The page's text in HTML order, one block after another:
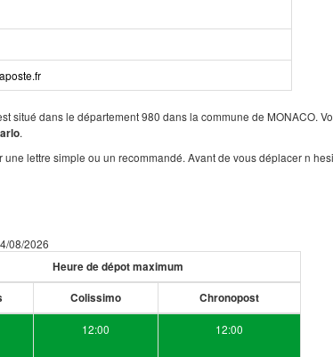
situé dans le département 980 dans la commune de MONACO.
.
lettre simple ou un recommandé. Avant de vous déplacer n
08/2026
Heure de dépot maximum
Colissimo Chronopost
12:00 12:00